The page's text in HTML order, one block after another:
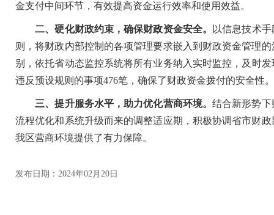
金支付中间环节，有效提高资金运行效率和使用效益。
二、硬化财政约束，确保财政资金安全。
以信息技术
则，将财政内部控制的各项管理要求嵌入到财政资金管理
别，依托省动态监控系统将所有业务纳入实时监控，及时
违反预设规则的事项476笔，确保了财政资金拨付的安全性。
三、提升服务水平，助力优化营商环境。结合新形势
流程优化和系统升级而来的调整适应期，积极协调省市财
我区营商环境提供了有力保障。
发布日期：2024年02月20日